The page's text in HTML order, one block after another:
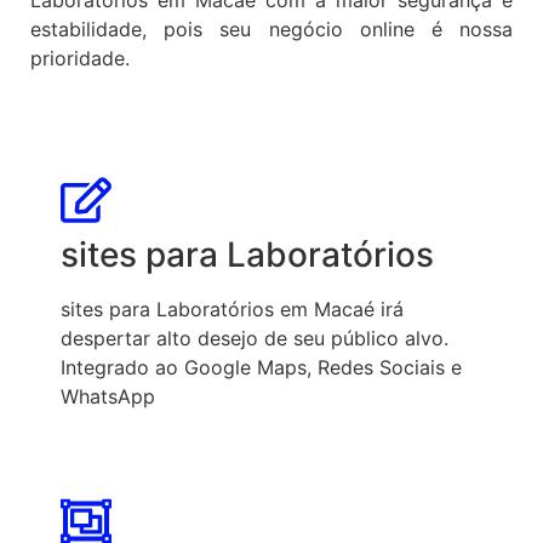
estabilidade, pois seu negócio online é nossa
prioridade.
sites para Laboratórios
sites para Laboratórios em Macaé irá
despertar alto desejo de seu público alvo.
Integrado ao Google Maps, Redes Sociais e
WhatsApp